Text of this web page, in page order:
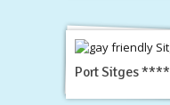
Port Sitges ****